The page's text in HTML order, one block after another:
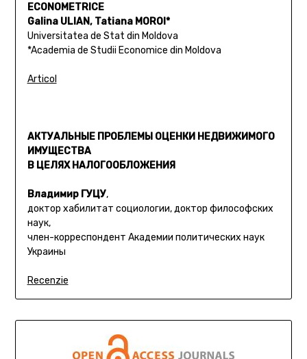
ECONOMETRICE
Galina ULIAN, Tatiana MOROI*
Universitatea de Stat din Moldova
*Academia de Studii Economice din Moldova
Articol
АКТУАЛЬНЫЕ ПРОБЛЕМЫ ОЦЕНКИ НЕДВИЖИМОГО
ИМУЩЕСТВА
В ЦЕЛЯХ НАЛОГООБЛОЖЕНИЯ
Владимир ГУЦУ,
доктор хабилитат социологии, доктор философских
наук,
член-корреспондент Академии политических наук
Украины
Recenzie